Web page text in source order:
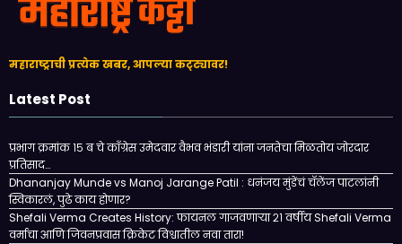
महाराष्ट्राची प्रत्येक खबर, आपल्या कट्ट्यावर!
Latest Post
प्रभाग क्रमांक १५ ब चे काँग्रेस उमेदवार वैभव भंडारी यांना जनतेचा मिळतोय जोरदार
प्रतिसाद…
Dhananjay Munde vs Manoj Jarange Patil : धनंजय मुंडेंचं चॅलेंज पाटलांनी
स्विकारलं, पुढे काय होणार?
Shefali Verma Creates History: फायनल गाजवणाऱ्या २१ वर्षीय Shefali Verma
वर्माचा आणि जिवनप्रवास क्रिकेट विश्वातील नवा तारा!